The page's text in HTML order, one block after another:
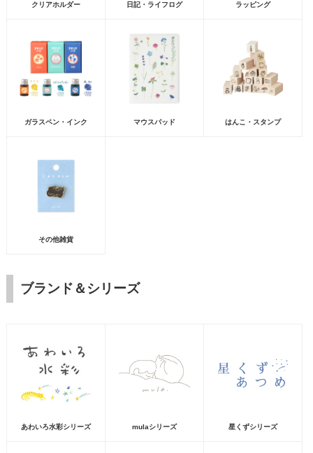
クリアホルダー 日記・ライフログ ラッピング
ガラスペン・インク マウスパッド はんこ・スタンプ
その他雑貨
ブランド＆シリーズ
あわいろ水彩シリーズ mulaシリーズ 星くずシリーズ